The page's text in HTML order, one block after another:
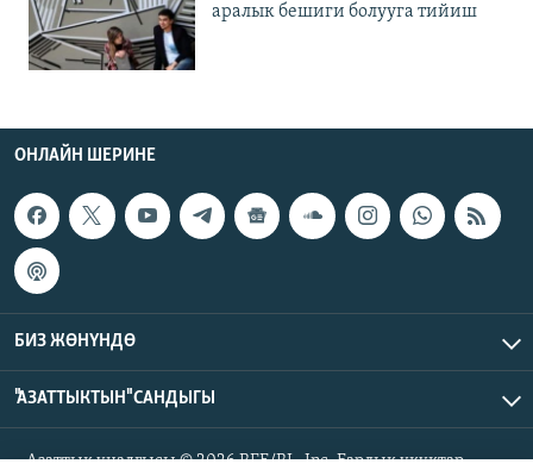
аралык бешиги болууга тийиш
ОНЛАЙН ШЕРИНЕ
БИЗ ЖӨНҮНДӨ
"АЗАТТЫКТЫН" САНДЫГЫ
Азаттык үналгысы © 2026 RFE/RL, Inc. Бардык укуктар